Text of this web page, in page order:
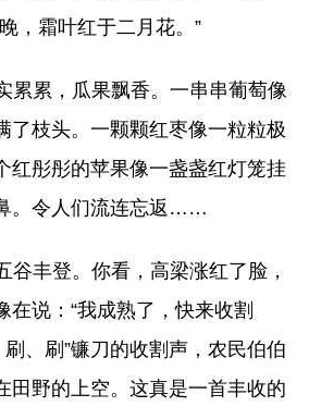
，霜叶红于二月花。”
累累，瓜果飘香。一串串葡萄像
了枝头。一颗颗红枣像一粒粒极
红彤彤的苹果像一盏盏红灯笼挂
。令人们流连忘返……
谷丰登。你看，高梁涨红了脸，
在说：“我成熟了，快来收割
、刷”镰刀的收割声，农民伯伯
田野的上空。这真是一首丰收的